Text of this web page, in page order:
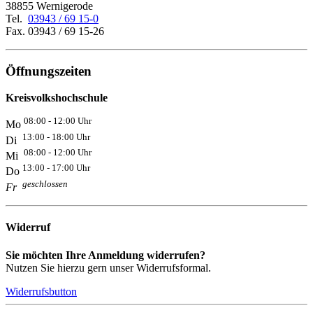
38855 Wernigerode
Tel. 03943 / 69 15-0
Fax. 03943 / 69 15-26
Öffnungszeiten
Kreisvolkshochschule
Mo 08:00 - 12:00 Uhr
Di 13:00 - 18:00 Uhr
Mi 08:00 - 12:00 Uhr
Do 13:00 - 17:00 Uhr
Fr geschlossen
Widerruf
Sie möchten Ihre Anmeldung widerrufen?
Nutzen Sie hierzu gern unser Widerrufsformal.
Widerrufsbutton